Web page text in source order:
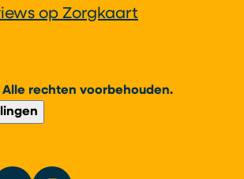
op Zorgkaart
rechten voorbehouden.